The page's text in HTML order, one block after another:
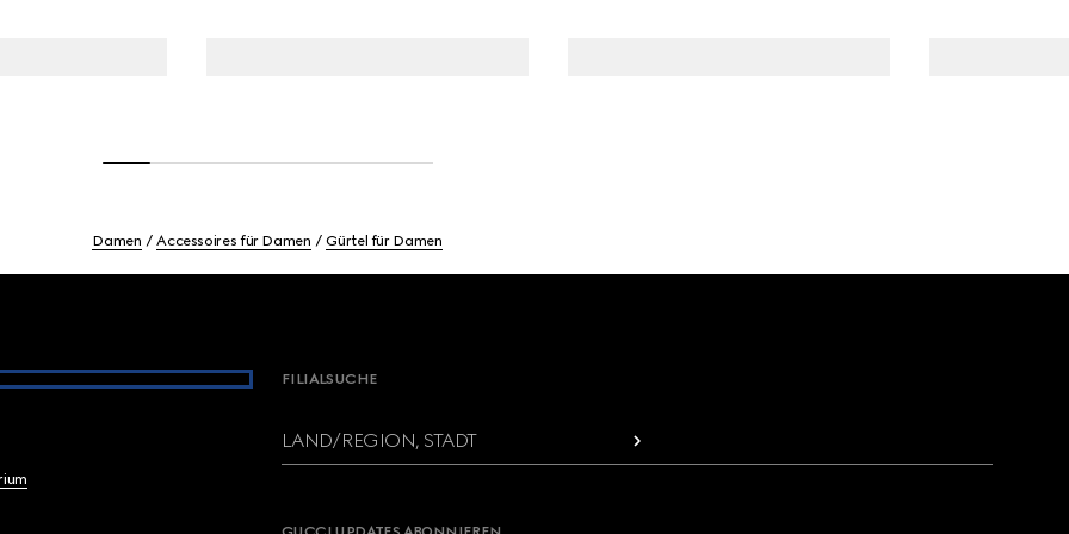
Damen Accessoires für Damen Gürtel für Damen
FILIALSUCHE
LAND/REGION, STADT